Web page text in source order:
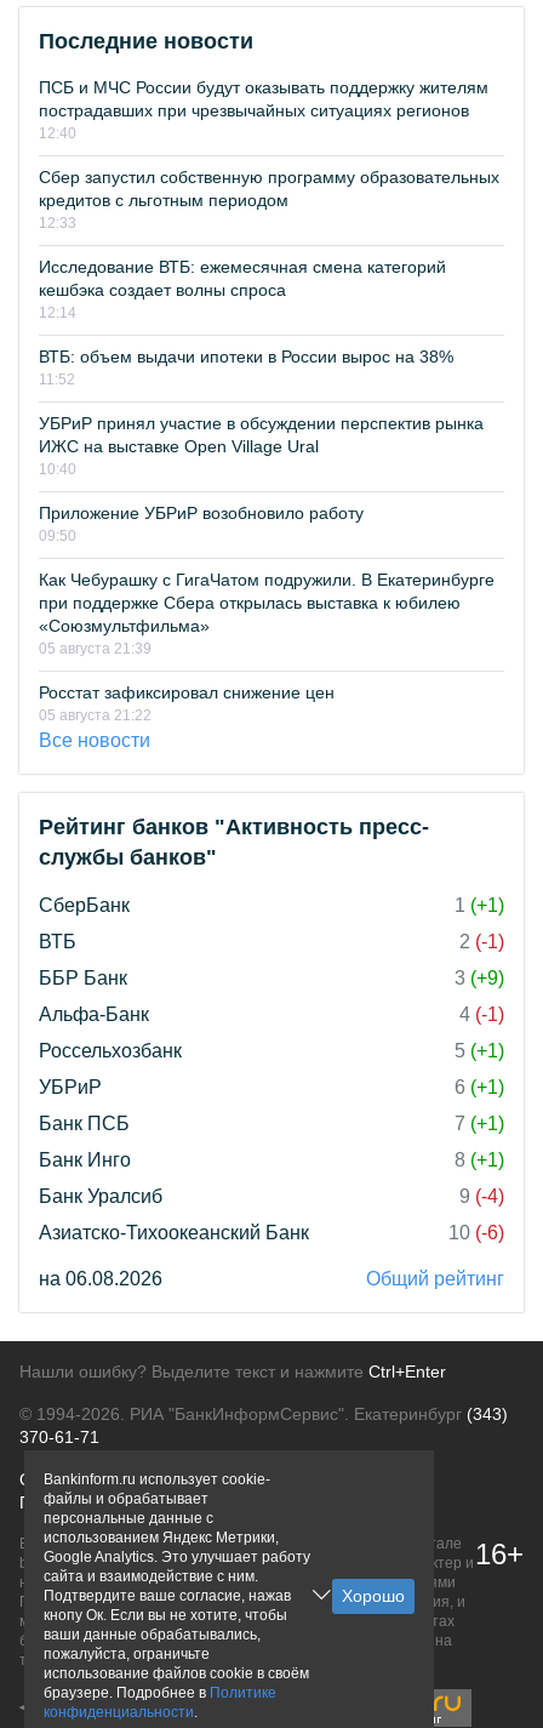
Последние новости
ПСБ и МЧС России будут оказывать поддержку жителям
пострадавших при чрезвычайных ситуациях регионов
12:40
Сбер запустил собственную программу образовательных
кредитов с льготным периодом
12:33
Исследование ВТБ: ежемесячная смена категорий
кешбэка создает волны спроса
12:14
ВТБ: объем выдачи ипотеки в России вырос на 38%
11:52
УБРиР принял участие в обсуждении перспектив рынка
ИЖС на выставке Open Village Ural
10:40
Приложение УБРиР возобновило работу
09:50
Как Чебурашку с ГигаЧатом подружили. В Екатеринбурге
при поддержке Сбера открылась выставка к юбилею
«Союзмультфильма»
05 августа 21:39
Росстат зафиксировал снижение цен
05 августа 21:22
Все новости
Рейтинг банков "Активность пресс-
службы банков"
СберБанк 1 (+1)
ВТБ
2 (-1)
ББР Банк
3 (+9)
Альфа-Банк
4 (-1)
Россельхозбанк
5 (+1)
УБРиР
6 (+1)
Банк ПСБ
7 (+1)
Банк Инго
8 (+1)
Банк Уралсиб
9 (-4)
Азиатско-Тихоокеанский Банк
10 (-6)
на 06.08.2026 Общий рейтинг
Нашли ошибку? Выделите текст и нажмите Ctrl+Enter
© 1994-2026. РИА "БанкИнформСервис". Екатеринбург (343)
370-61-71
О проектеПолитика конфиденциальности
Правовая информацияДля рекламодателей
Вся информация о продуктах банков, размещенная на портале
bankinform.ru, носит исключительно ознакомительный характер и
не является публичной офертой, определяемой положениями
ГК РФ. Информация не содержит точного и полного описания, и
может быть изменена. Конечные условия уточняйте на сайтах
банков или при личном обращении. Исключительное право на
товарные знаки принадлежит их правообладателям.
16+
Bankinform.ru использует cookie-
файлы и обрабатывает
персональные данные с
использованием Яндекс Метрики,
Google Analytics. Это улучшает работу
сайта и взаимодействие с ним.
Подтвердите ваше согласие, нажав
кнопу Ок. Если вы не хотите, чтобы
ваши данные обрабатывались,
пожалуйста, ограничьте
использование файлов cookie в своём
браузере. Подробнее в Политике
конфиденциальности.